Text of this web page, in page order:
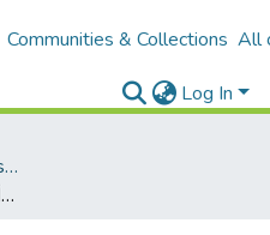
Communities & Collections All
Log In
Journal of Mehmet Akif Ersoy University Economics and Administrative Sciences Faculty
DİN - EKONOMİ İLİŞKİSİ İLE BU İLİŞKİNİN TOPLUMLARIN VE BİREYLERİN DAVRANIŞLARINDAKİ YANSIMALARI